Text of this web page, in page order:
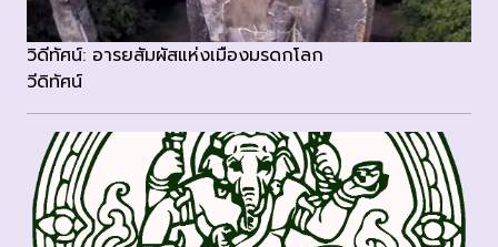
วิดีทัศน์: อารยสัมผัสแห่งเมืองมรดกโลก
วีดิทัศน์